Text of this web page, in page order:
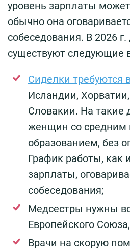
уровень зарплаты
обычно она
собеседования. В 2026
существуют следующие
Сиделки требуются
Исландии,
Словакии. На такие
женщин со средним
образованием, без
График работы, как
зарплаты,
собеседования;
Медсестры нужны
Европейского
Врачи на скорую